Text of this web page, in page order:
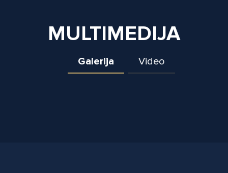
MULTIMEDIJA
Galerija Video